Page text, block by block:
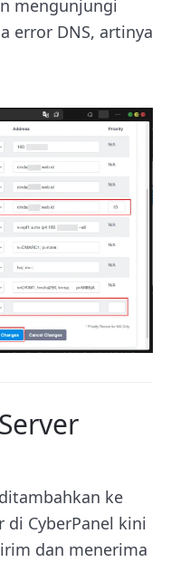
mengunjungi
error DNS, artinya
ke
di CyberPanel kini
dan menerima